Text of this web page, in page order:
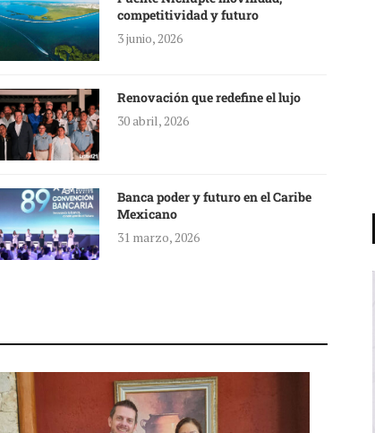
competitividad y futuro
3 junio, 2026
Renovación que redefine el lujo
30 abril, 2026
Banca poder y futuro en el Caribe
Mexicano
31 marzo, 2026